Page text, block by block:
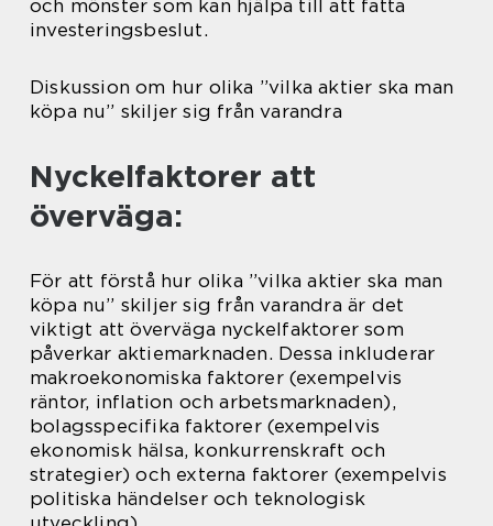
och mönster som kan hjälpa till att fatta
investeringsbeslut.
Diskussion om hur olika ”vilka aktier ska man
köpa nu” skiljer sig från varandra
Nyckelfaktorer att
överväga:
För att förstå hur olika ”vilka aktier ska man
köpa nu” skiljer sig från varandra är det
viktigt att överväga nyckelfaktorer som
påverkar aktiemarknaden. Dessa inkluderar
makroekonomiska faktorer (exempelvis
räntor, inflation och arbetsmarknaden),
bolagsspecifika faktorer (exempelvis
ekonomisk hälsa, konkurrenskraft och
strategier) och externa faktorer (exempelvis
politiska händelser och teknologisk